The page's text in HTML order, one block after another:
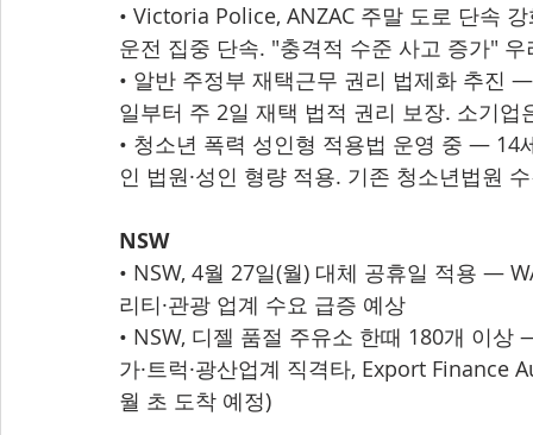
• Victoria Police, ANZAC 주말 도로 단속
운전 집중 단속. "충격적 수준 사고 증가" 우
• 알반 주정부 재택근무 권리 법제화 추진
일부터 주 2일 재택 법적 권리 보장. 소기업
• 청소년 폭력 성인형 적용법 운영 중 — 14
인 법원·성인 형량 적용. 기존 청소년법원
NSW
• NSW, 4월 27일(월) 대체 공휴일 적용 —
리티·관광 업계 수요 급증 예상
• NSW, 디젤 품절 주유소 한때 180개 이
가·트럭·광산업계 직격타, Export Finance
월 초 도착 예정)